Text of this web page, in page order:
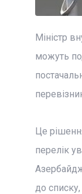
Міністр
можуть
Це
перелік
до